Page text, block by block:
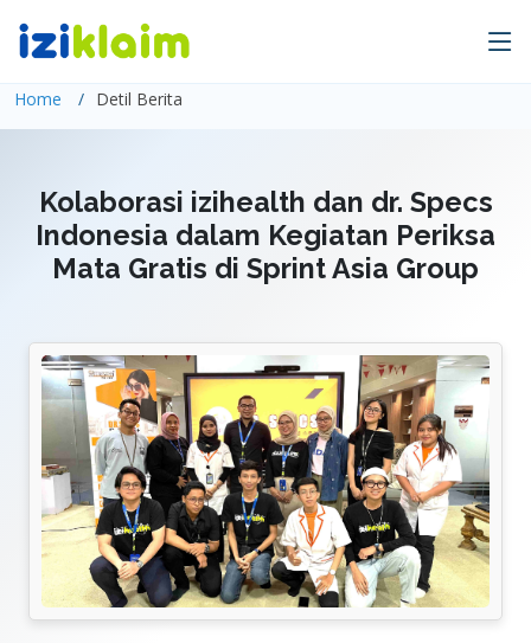
Home Detil Berita
Kolaborasi izihealth dan dr. Specs
Indonesia dalam Kegiatan Periksa
Mata Gratis di Sprint Asia Group